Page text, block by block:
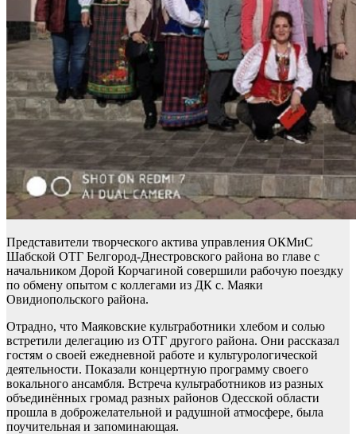
Представители творческого актива управления ОКМиС
Шабской ОТГ Белгород-Днестровского района во главе с
начальником Дорой Корчагиной совершили рабочую поездку
по обмену опытом с коллегами из ДК с. Маяки
Овидиопольского района.
Отрадно, что Маяковские культработники хлебом и солью
встретили делегацию из ОТГ другого района. Они рассказал
гостям о своей ежедневной работе и культурологической
деятельности. Показали концертную программу своего
вокального ансамбля. Встреча культработников из разных
объединённых громад разных районов Одесской области
прошла в доброжелательной и радушной атмосфере, была
поучительная и запоминающая.